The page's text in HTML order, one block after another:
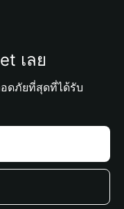
เลย
ดภัยที่สุดที่ได้รับ